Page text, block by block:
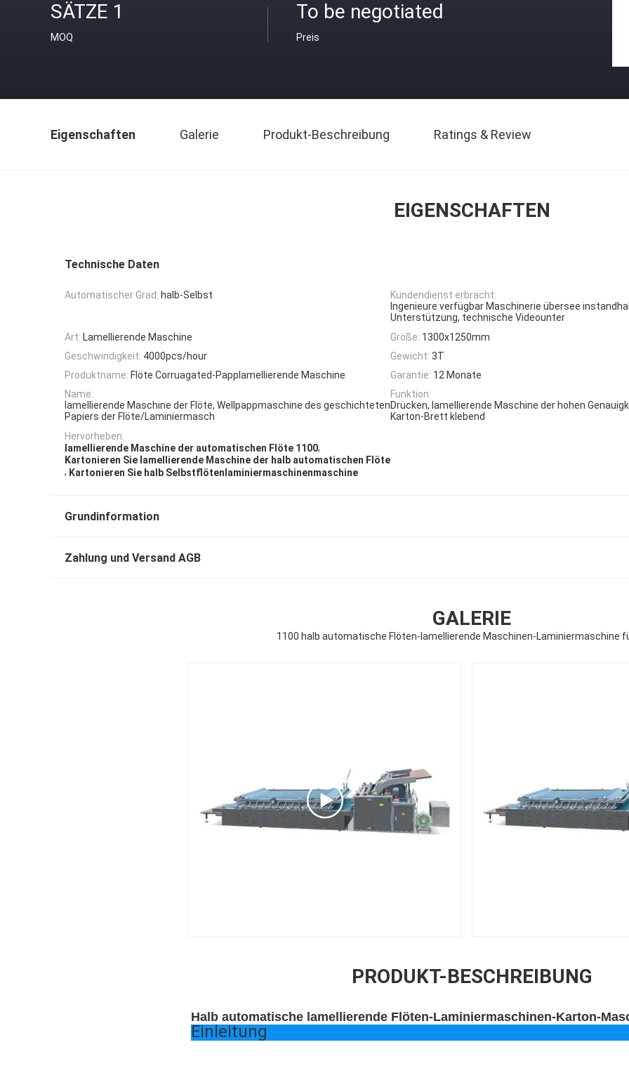
SÄTZE 1
MOQ
To be negotiated
Preis
Eigenschaften Galerie Produkt-Beschreibung Ratings & Review
EIGENSCHAFTEN
Technische Daten
Automatischer Grad: halb-Selbst
Kundendienst erbracht:
Ingenieure verfügbar Maschinerie übersee
Unterstützung, technische Videounter
Art: Lamellierende Maschine Größe: 1300x1250mm
Geschwindigkeit: 4000pcs/hour Gewicht: 3T
Produktname: Flöte Corruagated-Papplamellierende Maschine Garantie: 12 Monate
Name:
lamellierende Maschine der Flöte, Wellpappmaschine des geschichteten
Papiers der Flöte/Laminiermasch
Funktion:
Drücken, lamellierende Maschine der hohen
Karton-Brett klebend
Hervorheben:
lamellierende Maschine der automatischen Flöte 1100,
Kartonieren Sie lamellierende Maschine der halb automatischen Flöte
, Kartonieren Sie halb Selbstflötenlaminiermaschinenmaschine
Grundinformation
Zahlung und Versand AGB
GALERIE
1100 halb automatische Flöten-lamellierende Maschinen-Laminiermaschine
PRODUKT-BESCHREIBUNG
Halb automatische lamellierende Flöten-Laminiermaschinen-Karton-
Einleitung